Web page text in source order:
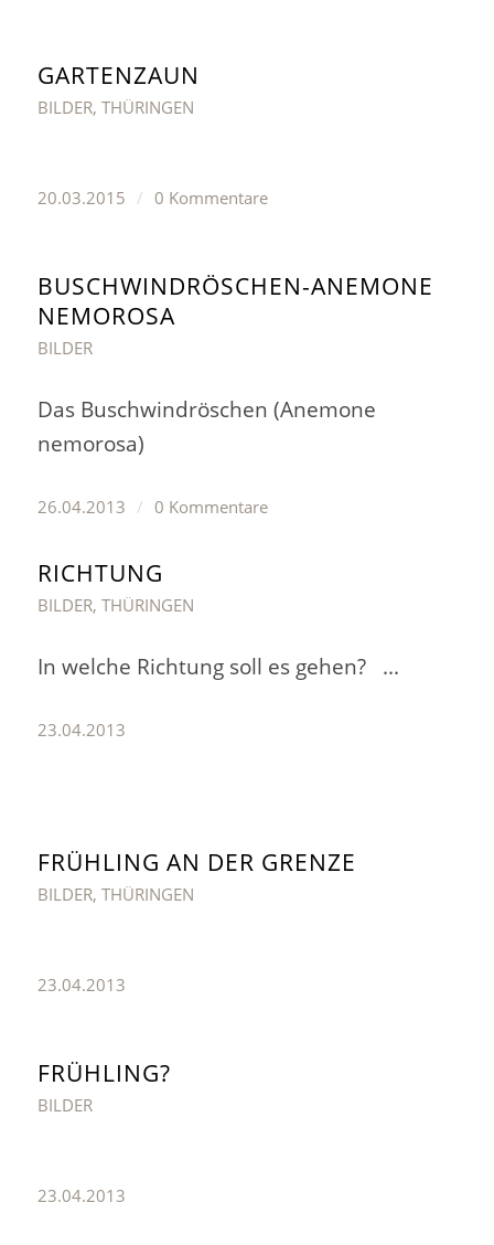
GARTENZAUN
BILDER, THÜRINGEN
20.03.2015 / 0 Kommentare
BUSCHWINDRÖSCHEN-ANEMONE
NEMOROSA
BILDER
Das Buschwindröschen (Anemone
nemorosa)
26.04.2013 / 0 Kommentare
RICHTUNG
BILDER, THÜRINGEN
In welche Richtung soll es gehen? ...
23.04.2013
FRÜHLING AN DER GRENZE
BILDER, THÜRINGEN
23.04.2013
FRÜHLING?
BILDER
23.04.2013